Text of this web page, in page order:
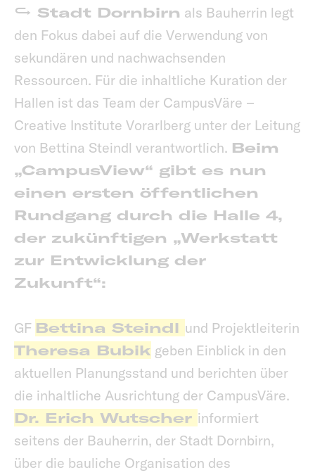
Stadt Dornbirn als Bauherrin legt
den Fokus dabei auf die Verwendung von
sekundären und nachwachsenden
Ressourcen. Für die inhaltliche Kuration der
Hallen ist das Team der CampusVäre –
Creative Institute Vorarlberg unter der Leitung
von Bettina Steindl verantwortlich. Beim
„CampusView“ gibt es nun
einen ersten öffentlichen
Rundgang durch die Halle 4,
der zukünftigen „Werkstatt
zur Entwicklung der
Zukunft“:
GF Bettina Steindl und Projektleiterin
Theresa Bubik geben Einblick in den
aktuellen Planungsstand und berichten über
die inhaltliche Ausrichtung der CampusVäre.
Dr. Erich Wutscher informiert
seitens der Bauherrin, der Stadt Dornbirn,
über die bauliche Organisation des